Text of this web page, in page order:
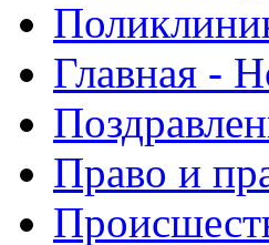
Главная -
Право и